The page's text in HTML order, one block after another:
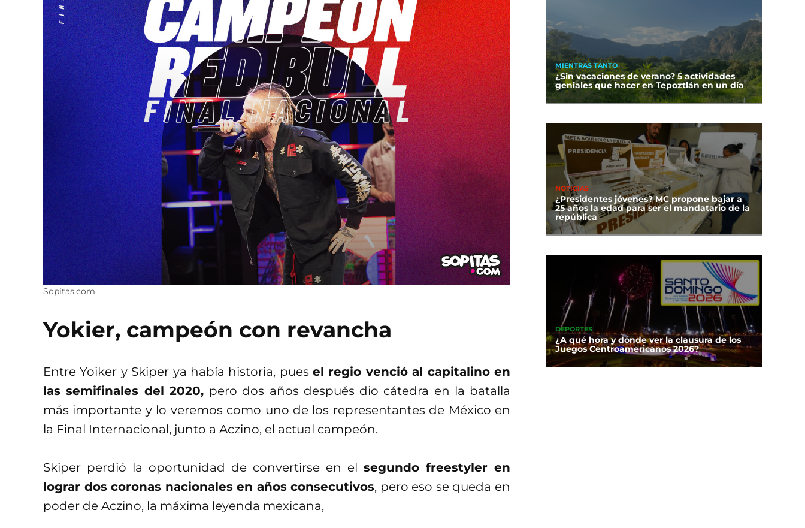
Sopitas.com
Yokier, campeón con revancha
Entre Yoiker y Skiper ya había historia, puesel regio venció al capitalino en
las semifinales del 2020, pero dos años después dio cátedra en la batalla
más importante y lo veremos como uno de los representantes de México en
la Final Internacional, junto a Aczino, el actual campeón.
Skiper perdió la oportunidad de convertirse en el segundo freestyler en
lograr dos coronas nacionales en años consecutivos, pero eso se queda en
poder de Aczino, la máxima leyenda mexicana,
MIENTRAS TANTO
¿Sin vacaciones de verano? 5 actividades
geniales que hacer en Tepoztlán en un día
NOTICIAS
¿Presidentes jóvenes? MC propone bajar a
25 años la edad para ser el mandatario de la
república
DEPORTES
¿A qué hora y dónde ver la clausura de los
Juegos Centroamericanos 2026?